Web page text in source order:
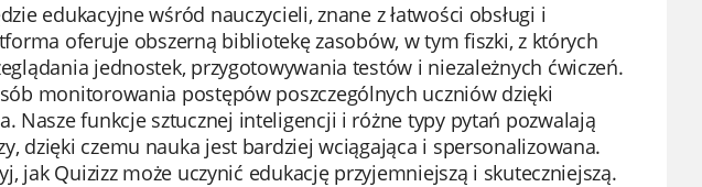
edukacyjne wśród nauczycieli, znane z łatwości obsługi i
oferuje obszerną bibliotekę zasobów, w tym fiszki, z których
jednostek, przygotowywania testów i niezależnych ćwiczeń.
monitorowania postępów poszczególnych uczniów dzięki
Nasze funkcje sztucznej inteligencji i różne typy pytań pozwalają
dzięki czemu nauka jest bardziej wciągająca i spersonalizowana.
jak Quizizz może uczynić edukację przyjemniejszą i skuteczniejszą.